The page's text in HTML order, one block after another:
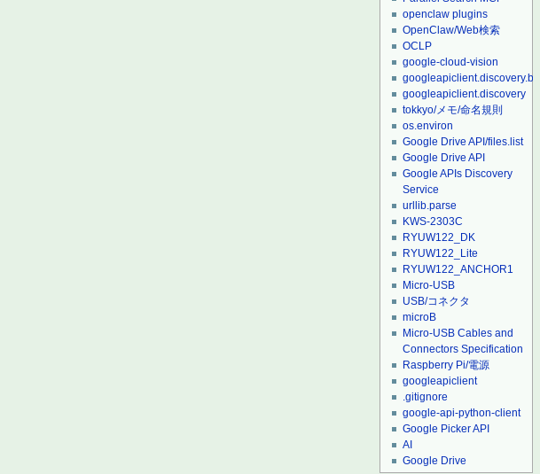
openclaw plugins
OpenClaw/Web検索
OCLP
google-cloud-vision
googleapiclient.discovery
tokkyo/メモ/命名規則
os.environ
Google Drive API/files.list
Google Drive API
Google APIs Discovery
Service
urllib.parse
KWS-2303C
RYUW122_DK
RYUW122_Lite
RYUW122_ANCHOR1
Micro-USB
USB/コネクタ
microB
Micro-USB Cables and
Connectors Specification
Raspberry Pi/電源
googleapiclient
.gitignore
google-api-python-client
Google Picker API
AI
Google Drive